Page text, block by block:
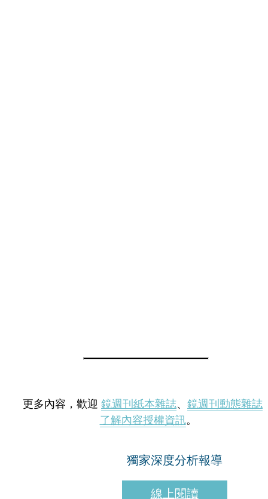
更多內容，歡迎 鏡週刊紙本雜誌、 鏡週刊動態雜誌
了解內容授權資訊。
獨家深度分析報導
線上閱讀